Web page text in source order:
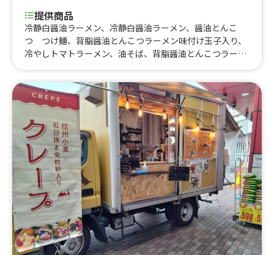
提供商品
冷静白醤油ラーメン、冷静白醤油ラーメン、醤油とんこ
つ つけ麺、背脂醤油とんこつラーメン味付け玉子入り、
冷やしトマトラーメン、油そば、背脂醤油とんこつラーメ